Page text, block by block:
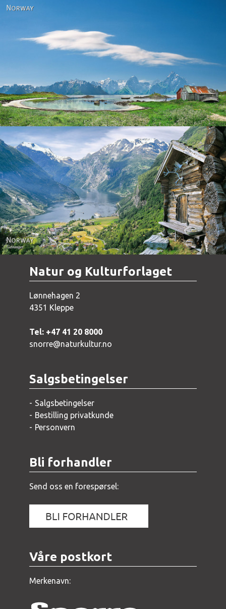
Norway - Geiranger
Natur og Kulturforlaget
Lønnehagen 2
4351 Kleppe
Tel: +47 41 20 8000
snorre@naturkultur.no
Salgsbetingelser
Salgsbetingelser
Bestilling privatkunde
Personvern
Bli forhandler
Send oss en forespørsel:
Våre postkort
Merkenavn: